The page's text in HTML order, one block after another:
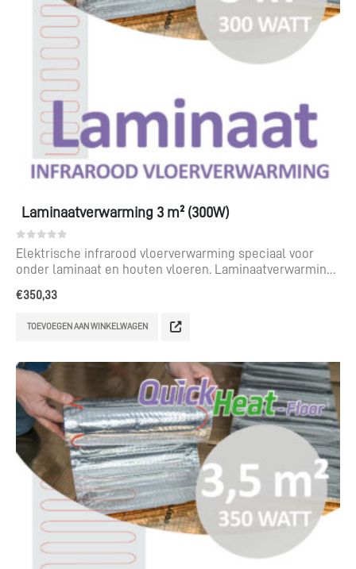
Laminaatverwarming 3 m² (300W)
0out of 5
Elektrische infrarood vloerverwarming speciaal voor
onder laminaat en houten vloeren. Laminaatverwarming
€350,33
TOEVOEGEN AAN WINKELWAGEN